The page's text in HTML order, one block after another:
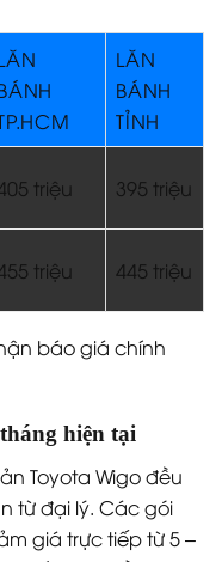
LĂN
BÁNH
TỈNH
triệu 395 triệu
triệu 445 triệu
báo giá chính
hiện tại
Toyota Wigo đều
từ đại lý. Các gói
giá trực tiếp từ 5 –